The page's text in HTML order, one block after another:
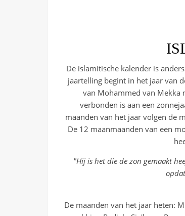
De islamitische kalender is
jaartelling begint in het jaar van
van Mohammed van Mekka
verbonden is aan een
maanden van het jaar volgen de
De 12 maanmaanden van een
"Hij is het die de zon gemaakt
De maanden van het jaar heten: